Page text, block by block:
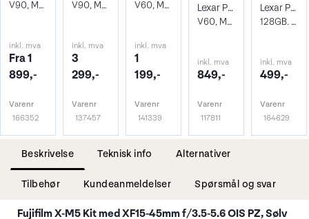
V90, Max Read 300 - Write 260 MB/s
inkl. mva
Fra 1
899,-
Varenr
166352
V90, Max Read 300 - Write 260 MB/s
inkl. mva
3
299,-
Varenr
137457
V60, Max Read 280 - Write 210 MB/s
inkl. mva
1
199,-
Varenr
141339
Lexar Pro 1667X SDXC UHS-II U3 64GB
V60, Max Read 250 - Write 120 MB/s
inkl. mva
849,-
Varenr
117811
Lexar Pro 800X SDXC UHS-I U3 (V30) 128GB
128GB. R150/W45
inkl. mva
499,-
Varenr
164629
Beskrivelse Teknisk info Alternativer
Tilbehør Kundeanmeldelser Spørsmål og svar
Fujifilm X-M5 Kit med XF15-45mm f/3.5-5.6 OIS PZ, Sølv